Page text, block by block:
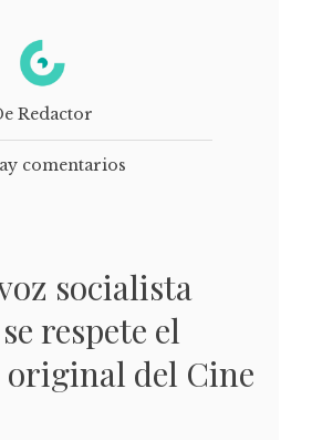
Redactor
comentarios
socialista
respete el
del Cine